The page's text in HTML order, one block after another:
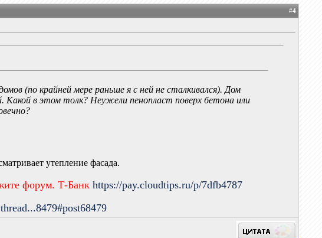
#4
(по крайней мере раньше я с ней не сталкивался). Дом
Какой в этом толк? Неужели пенопласт поверх бетона или
утепление фасада.
форум. Т-Банкhttps://pay.cloudtips.ru/p/7dfb4787